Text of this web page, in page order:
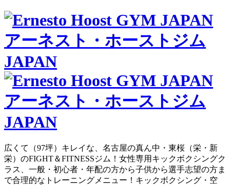
広くて（97坪）キレイな、名古屋の真ん中・東桜（栄・新
栄）のFIGHT＆FITNESSジム！女性専用キックボクシングク
ラス、一般・初心者・年配の方から子供から選手志望の方ま
で合理的なトレーニングメニュー！キックボクシング・空